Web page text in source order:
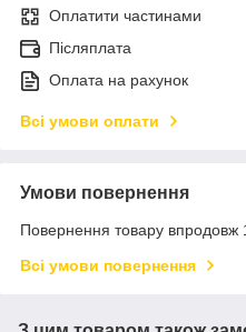
Оплатити частинами
Післяплата
Оплата на рахунок
Всі умови оплати
Умови повернення
Повернення товару впродовж
Всі умови повернення